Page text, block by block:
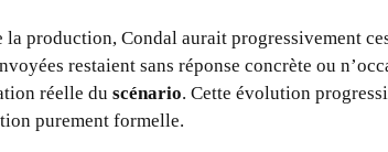
production, Condal aurait progressivement
restaient sans réponse concrète ou
réelle du scénario. Cette évolution
purement formelle.